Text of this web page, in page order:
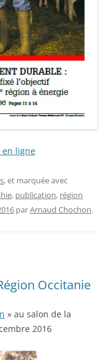
ligne
, et marquée avec
, publication, région
parArnaud Chochon.
Occitanie
» au salon de la
2016